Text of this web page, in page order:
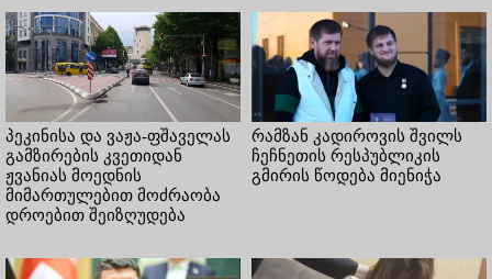
პეკინისა და ვაჟა-ფშაველას
გამზირების კვეთიდან
ჟვანიას მოედნის
მიმართულებით მოძრაობა
დროებით შეიზღუდება
რამზან კადიროვის შვილს
ჩეჩნეთის რესპუბლიკის
გმირის წოდება მიენიჭა